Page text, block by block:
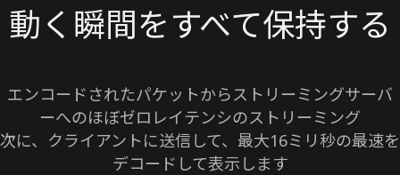
エンコードされたパケットからストリーミングサーバ
ーへのほぼゼロレイテンシのストリーミング
次に、クライアントに送信して、最大16ミリ秒の最速を
デコードして表示します